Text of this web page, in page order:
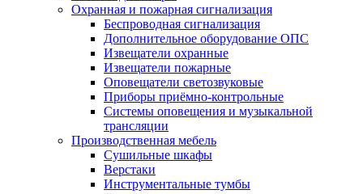
Охранная и пожарная сигнализация
Беспроводная сигнализация
Дополнительное оборудование ОПС
Извещатели охранные
Извещатели пожарные
Оповещатели светозвуковые
Приборы приёмно-контрольные
Системы оповещения и музыкальной
трансляции
Производственная мебель
Cушильные шкафы
Верстаки
Инструментальные тумбы